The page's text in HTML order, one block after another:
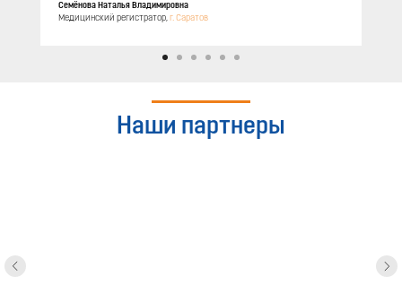
Семёнова Наталья Владимировна
Медицинский регистратор,г. Саратов
Наши партнеры